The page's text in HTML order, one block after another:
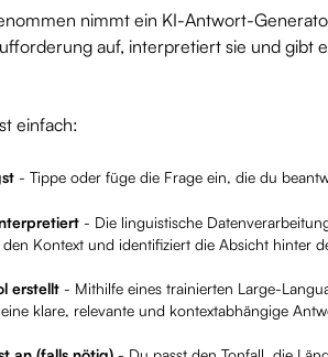
nimmt ein KI-Antwort-
auf, interpretiert sie und gibt
einfach:
- Tippe oder füge die Frage ein, die du
- Die linguistische
Kontext und identifiziert die Absicht hinter
erstellt- Mithilfe eines trainierten Large-
klare, relevante und kontextabhängige